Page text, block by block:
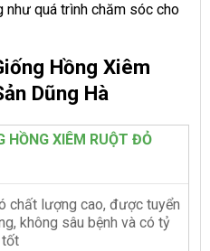
như quá trình chăm sóc cho
Hồng Xiêm
Dũng Hà
HỒNG XIÊM RUỘT ĐỎ
chất lượng cao, được tuyển
không sâu bệnh và có tỷ
tốt